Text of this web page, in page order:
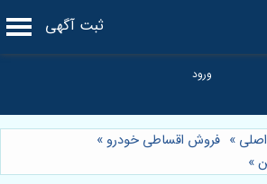
ثبت آگهی
» فروش اقساطی خودرو »
»